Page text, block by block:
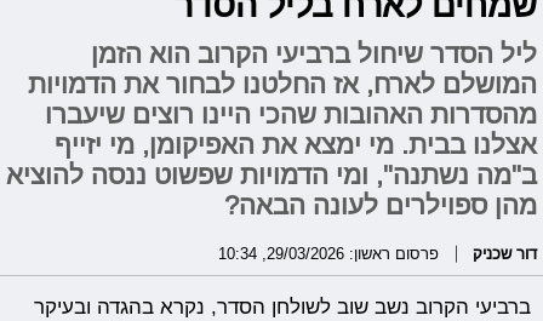
ליל הסדר שיחול ברביעי הקרוב הוא הזמן
המושלם לארח, אז החלטנו לבחור את הדמויות
מהסדרות האהובות שהכי היינו רוצים שיעברו
אצלנו בבית. מי ימצא את האפיקומן, מי יזייף
ב"מה נשתנה", ומי הדמויות שפשוט ננסה להוציא
מהן ספוילרים לעונה הבאה?
דור שכניק פרסום ראשון: 29/03/2026, 10:34
ברביעי הקרוב נשב שוב לשולחן הסדר, נקרא בהגדה ובעיקר